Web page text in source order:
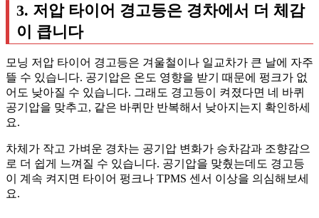
3. 저압 타이어 경고등은 경차에서 더 체감
이 큽니다
모닝 저압 타이어 경고등은 겨울철이나 일교차가 큰 날에 자주
뜰 수 있습니다. 공기압은 온도 영향을 받기 때문에 펑크가 없
어도 낮아질 수 있습니다. 그래도 경고등이 켜졌다면 네 바퀴
공기압을 맞추고, 같은 바퀴만 반복해서 낮아지는지 확인하세
요.
차체가 작고 가벼운 경차는 공기압 변화가 승차감과 조향감으
로 더 쉽게 느껴질 수 있습니다. 공기압을 맞췄는데도 경고등
이 계속 켜지면 타이어 펑크나 TPMS 센서 이상을 의심해보세
요.